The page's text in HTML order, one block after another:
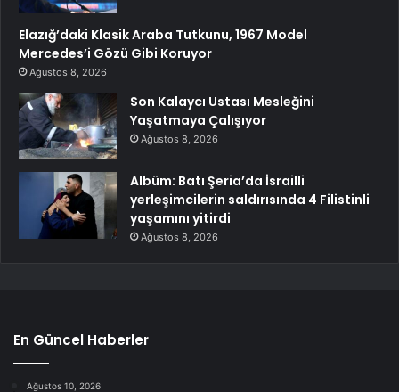
Elazığ’daki Klasik Araba Tutkunu, 1967 Model
Mercedes’i Gözü Gibi Koruyor
Ağustos 8, 2026
Son Kalaycı Ustası Mesleğini
Yaşatmaya Çalışıyor
Ağustos 8, 2026
Albüm: Batı Şeria’da İsrailli
yerleşimcilerin saldırısında 4 Filistinli
yaşamını yitirdi
Ağustos 8, 2026
En Güncel Haberler
Ağustos 10, 2026